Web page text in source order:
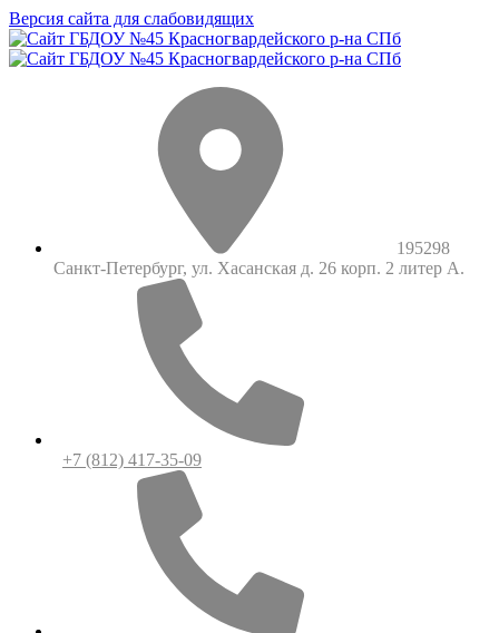
Версия сайта для слабовидящих
195298
Санкт-Петербург, ул. Хасанская д. 26 корп. 2 литер А.
+7 (812) 417-35-09